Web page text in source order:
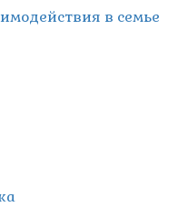
в семье